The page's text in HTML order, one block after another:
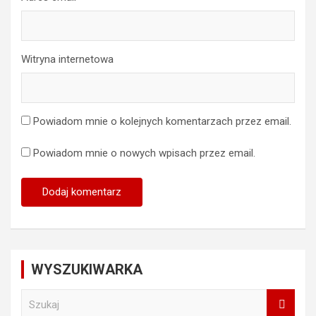
Witryna internetowa
Powiadom mnie o kolejnych komentarzach przez email.
Powiadom mnie o nowych wpisach przez email.
WYSZUKIWARKA